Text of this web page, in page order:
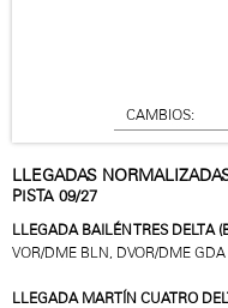
CAMBIOS:
LLEGADAS
PISTA 09/27
LLEGADA BAILÉN TRES DELTA
VOR/DME BLN, DVOR/DME GDA
LLEGADA MARTÍN CUATRO